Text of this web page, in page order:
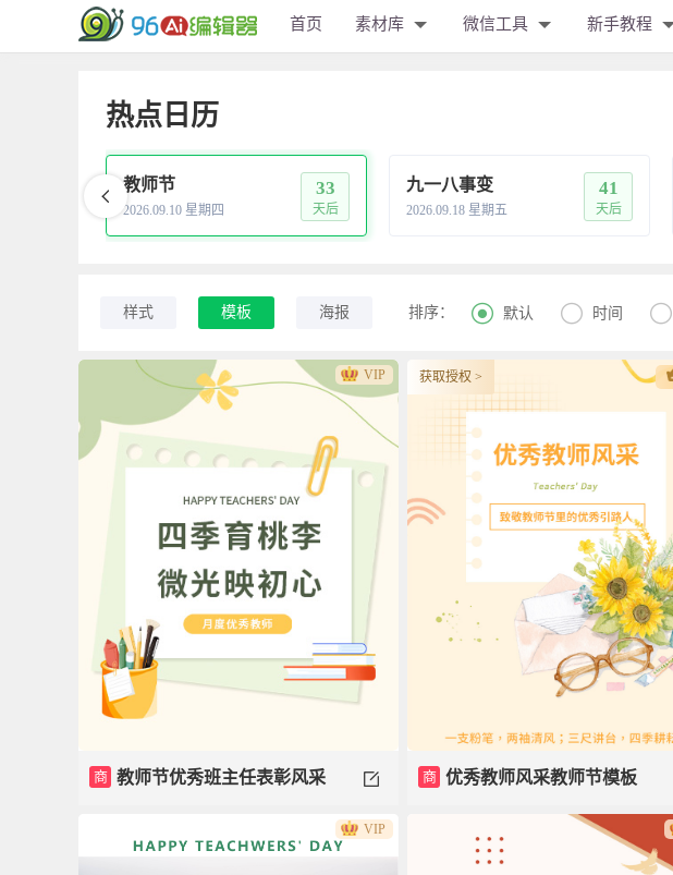
首页 素材库 微信工具 新手教程
热点日历
教师节
2026.09.10 星期四
33
天后
九一八事变
2026.09.18 星期五
41
天后
样式 模板 海报 排序：  默认  时间 
VIP
商 教师节优秀班主任表彰风采
获取授权 >
商 优秀教师风采教师节模板
VIP